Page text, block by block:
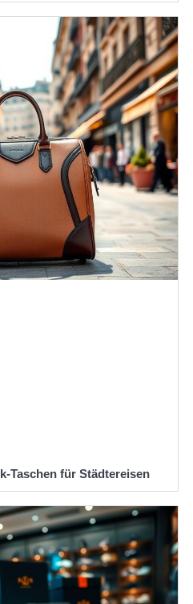
Taschen für Städtereisen